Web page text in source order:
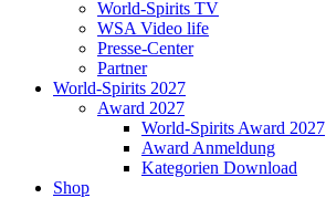
World-Spirits TV
WSA Video life
Presse-Center
Partner
World-Spirits 2027
Award 2027
World-Spirits Award 2027
Award Anmeldung
Kategorien Download
Shop